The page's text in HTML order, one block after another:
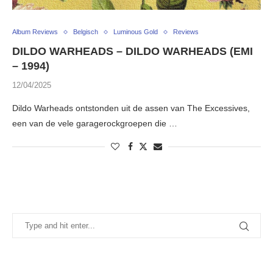
Album Reviews Belgisch Luminous Gold Reviews
DILDO WARHEADS – DILDO WARHEADS (EMI
– 1994)
12/04/2025
Dildo Warheads ontstonden uit de assen van The Excessives,
een van de vele garagerockgroepen die …